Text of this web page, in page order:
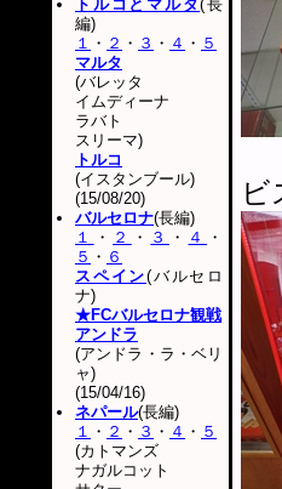
ビ
トルコとマルタ(長
編)
１ ・ ２ ・ ３ ・ ４ ・ ５
マルタ
(バレッタ
イムディーナ
ラバト
スリーマ)
トルコ
(イスタンブール)
(15/08/20)
バルセロナ(長編)
１
・ ２ ・ ３ ・ ４
・
５ ・ ６
スペイン(バルセロ
ナ)
★FCバルセロナ観戦
アンドラ
(アンドラ・ラ・ベリ
ャ)
(15/04/16)
ネパール(長編)
１ ・ ２ ・ ３ ・ ４ ・ ５
(カトマンズ
ナガルコット